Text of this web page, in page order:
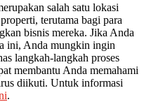
salah satu lokasi
terutama bagi para
bisnis mereka. Jika Anda
ini, Anda mungkin ingin
langkah-langkah proses
membantu Anda memahami
diikuti. Untuk informasi
.